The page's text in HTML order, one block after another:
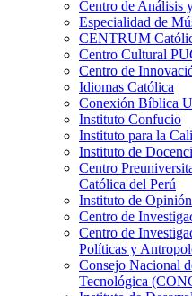
Centro de Análisis
Especialidad de
CENTRUM
Centro Cultural
Centro de
Idiomas Católica
Conexión Bíblica
Instituto Confucio
Instituto para la
Instituto de
Centro
Católica del Perú
Instituto de
Centro de
Centro de
Políticas y
Consejo Nacional
Tecnológica